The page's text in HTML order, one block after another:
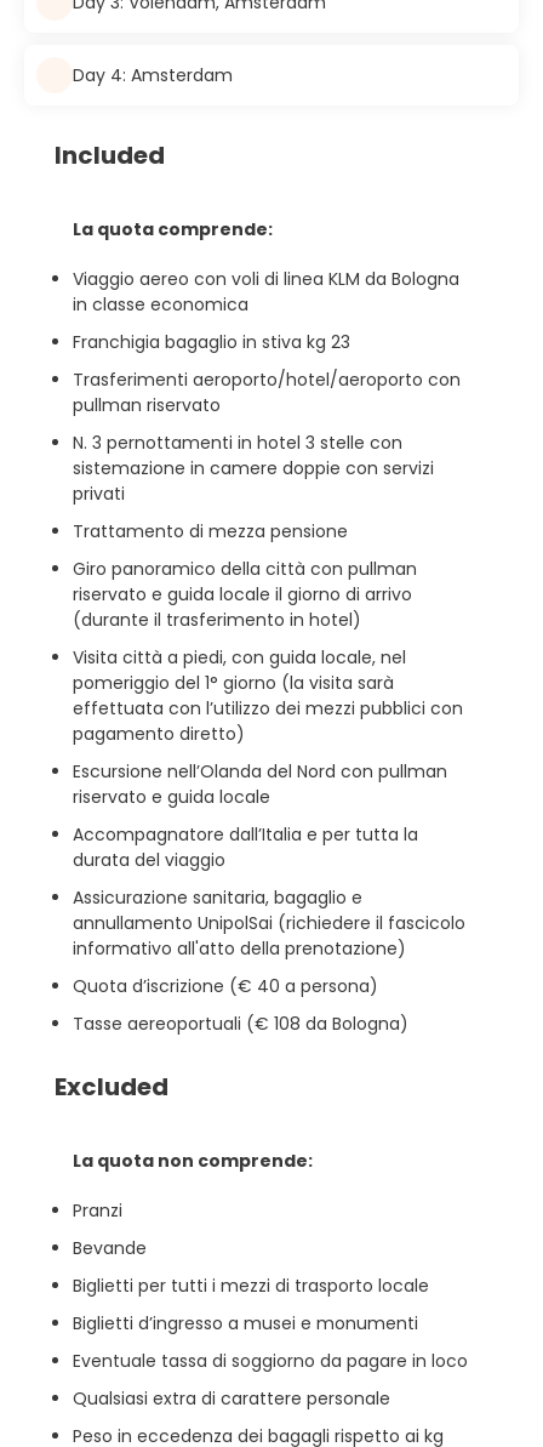
Day 4: Amsterdam
Included
La quota comprende:
Viaggio aereo con voli di linea KLM da Bologna
in classe economica
Franchigia bagaglio in stiva kg 23
Trasferimenti aeroporto/hotel/aeroporto con
pullman riservato
N. 3 pernottamenti in hotel 3 stelle con
sistemazione in camere doppie con servizi
privati
Trattamento di mezza pensione
Giro panoramico della città con pullman
riservato e guida locale il giorno di arrivo
(durante il trasferimento in hotel)
Visita città a piedi, con guida locale, nel
pomeriggio del 1° giorno (la visita sarà
effettuata con l’utilizzo dei mezzi pubblici con
pagamento diretto)
Escursione nell’Olanda del Nord con pullman
riservato e guida locale
Accompagnatore dall’Italia e per tutta la
durata del viaggio
Assicurazione sanitaria, bagaglio e
annullamento UnipolSai (richiedere il fascicolo
informativo all'atto della prenotazione)
Quota d’iscrizione (€ 40 a persona)
Tasse aereoportuali (€ 108 da Bologna)
Excluded
La quota non comprende:
Pranzi
Bevande
Biglietti per tutti i mezzi di trasporto locale
Biglietti d’ingresso a musei e monumenti
Eventuale tassa di soggiorno da pagare in loco
Qualsiasi extra di carattere personale
Peso in eccedenza dei bagagli rispetto ai kg